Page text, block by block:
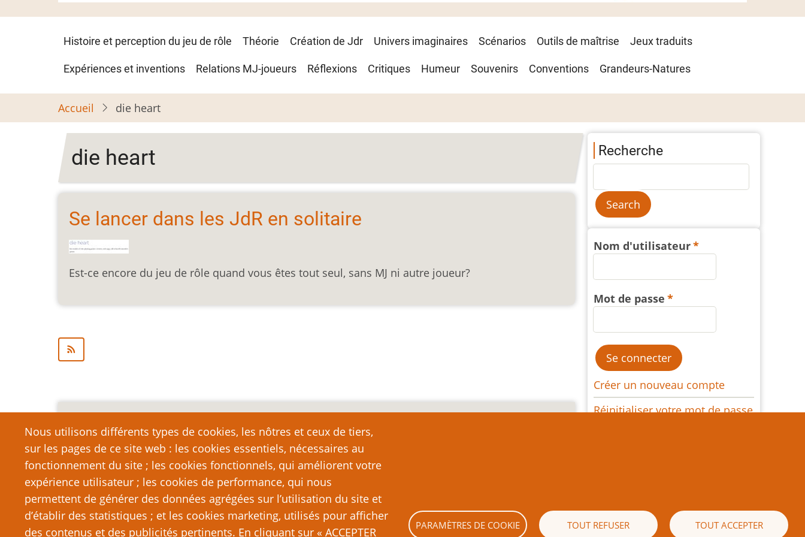
Navigation
principale
Histoire et perception du jeu de rôle Théorie Création de Jdr Univers imaginaires Scénarios Outils de maîtrise Jeux traduits
Expériences et inventions Relations MJ-joueurs Réflexions Critiques Humeur Souvenirs Conventions Grandeurs-Natures
Accueil die heart
die heart
Se lancer dans les JdR en solitaire
Est-ce encore du jeu de rôle quand vous êtes tout seul, sans MJ ni autre joueur?
Nous utilisons différents types de cookies, les nôtres et ceux de tiers,
sur les pages de ce site web : les cookies essentiels, nécessaires au
fonctionnement du site ; les cookies fonctionnels, qui améliorent votre
expérience utilisateur ; les cookies de performance, qui nous
permettent de générer des données agrégées sur l’utilisation du site et
d’établir des statistiques ; et les cookies marketing, utilisés pour afficher
des contenus et des publicités pertinents. En cliquant sur « ACCEPTER
PARAMÈTRES DE COOKIE TOUT REFUSER TOUT ACCEPTER
Mention légale importante
Nous vous encourageons à faire un lien vers cette page plutôt que de la copier ailleurs, car toute reproduction de texte
qui dépasse la longueur raisonnable d’une citation (c’est-à-dire, en règle générale, un ou deux paragraphes) est
strictement interdite. Si vous reproduisez une grande partie ou la totalité du texte de cette page sans l’autorisation écrite
de PTGPTB.fr, et que vous diffusez ladite copie publiquement (sites Web, blogs, forums, imprimés, etc.), vous reconnaissez
que vous commettez délibérément une violation des lois sur le droit d’auteur, c’est-à-dire un acte illégal passible de
poursuites judiciaires.
Recherche
Nom d'utilisateur
Mot de passe
Créer un nouveau compte
Réinitialiser votre mot de passe